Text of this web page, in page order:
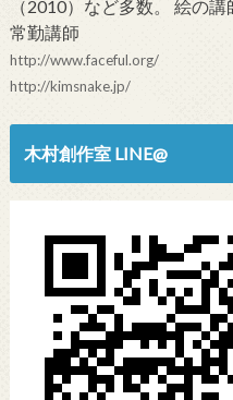
（2010）など多数。 絵の
常勤講師
http://www.faceful.org/
http://kimsnake.jp/
木村創作室 LINE@